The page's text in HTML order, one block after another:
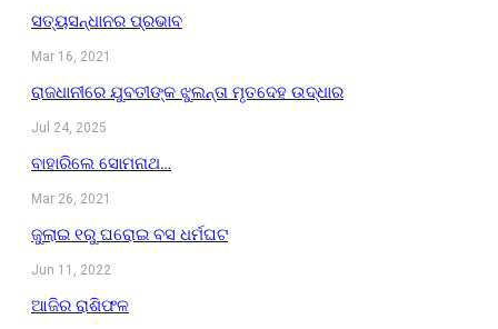
ସତ୍ୟସନ୍ଧାନର ପ୍ରଭାବ
Mar 16, 2021
ରାଜଧାନୀରେ ଯୁବତୀଙ୍କ ଝୁଲନ୍ତା ମୃତଦେହ ଉଦ୍ଧାର
Jul 24, 2025
ବାହାରିଲେ ସୋମନାଥ…
Mar 26, 2021
ଜୁଲାଇ ୧ରୁ ଘରୋଇ ବସ ଧର୍ମଘଟ
Jun 11, 2022
ଆଜିର ରାଶିଫଳ